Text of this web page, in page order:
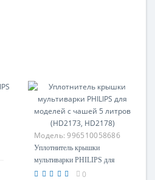
Модель:996510058686
Уплотнитель крышки
мультиварки PHILIPS для
моделей с чашей 5 литров
0